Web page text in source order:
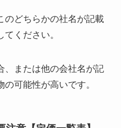
のどちらかの社名が記載
ください。
、または他の会社名が記
可能性が高いです。